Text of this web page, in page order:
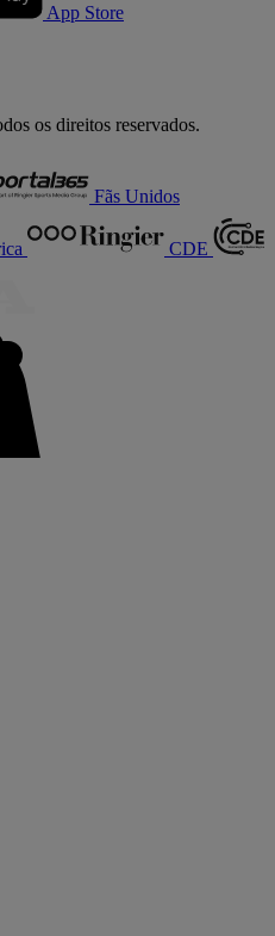
App Store
os direitos reservados.
Fãs Unidos
CDE